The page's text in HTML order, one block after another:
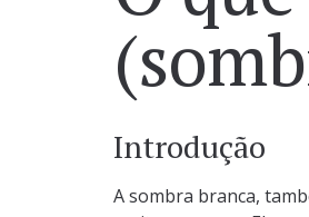
Introdução
A sombra branca,